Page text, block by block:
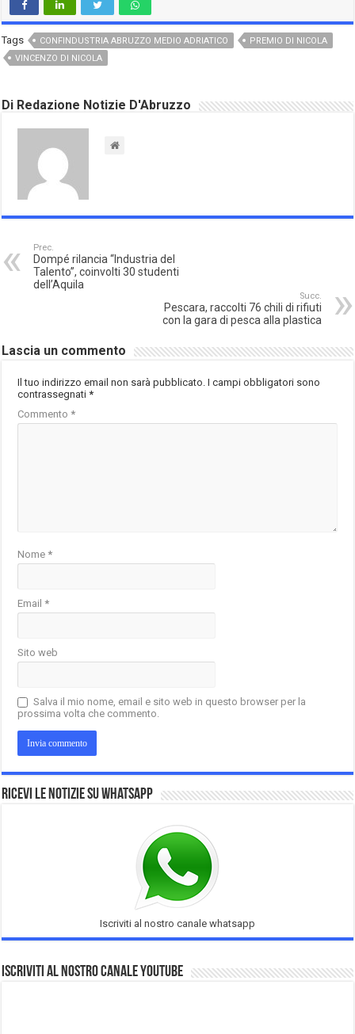
Tags CONFINDUSTRIA ABRUZZO MEDIO ADRIATICO
PREMIO DI NICOLA
VINCENZO DI NICOLA
Di Redazione Notizie D'Abruzzo
Prec.
Dompé rilancia “Industria del
Talento”, coinvolti 30 studenti
dell’Aquila
Succ.
Pescara, raccolti 76 chili di rifiuti
con la gara di pesca alla plastica
Lascia un commento
Il tuo indirizzo email non sarà pubblicato. I campi obbligatori sono
contrassegnati*
Commento*
Nome*
Email*
Sito web
Salva il mio nome, email e sito web in questo browser per la
prossima volta che commento.
Ricevi le notizie su Whatsapp
Iscriviti al nostro canale whatsapp
Iscriviti al nostro Canale Youtube